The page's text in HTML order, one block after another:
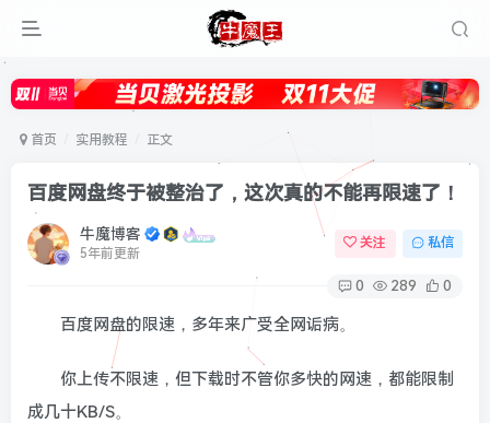
首页 实用教程 正文
百度网盘终于被整治了，这次真的不能再限速了！
牛魔博客
5年前更新
关注 私信
0 289 0
百度网盘的限速，多年来广受全网诟病。
你上传不限速，但下载时不管你多快的网速，都能限制
成几十KB/S。